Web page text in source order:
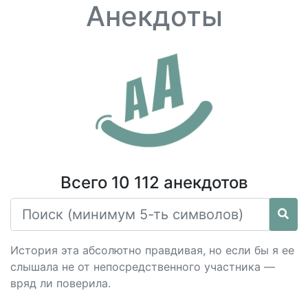
Анекдоты
Всего 10 112 анекдотов
История эта абсолютно правдивая, но если бы я ее
слышала не от непосредственного участника —
вряд ли поверила.